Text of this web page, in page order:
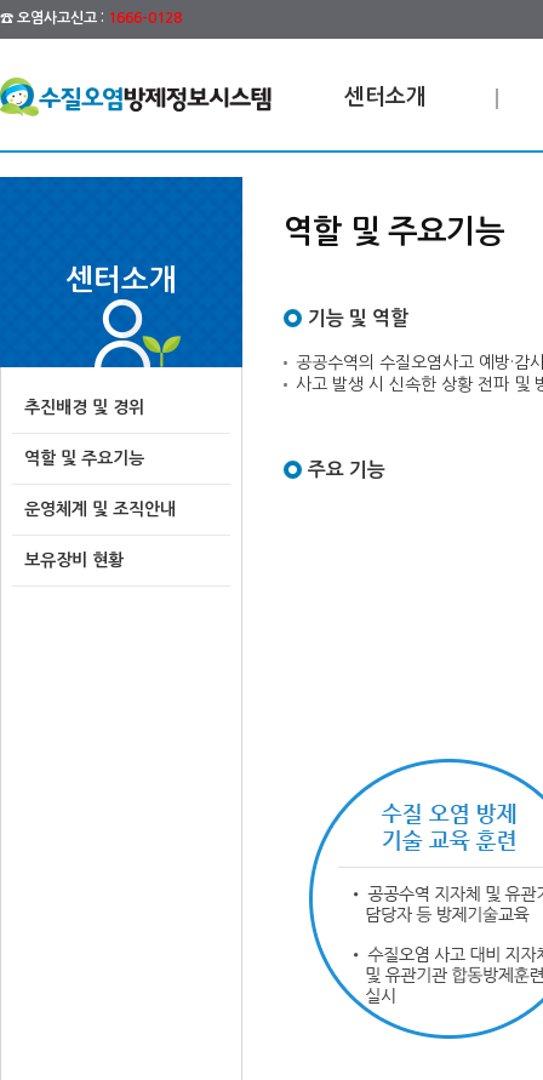
☎ 오염사고신고 : 1666-0128
센터소개
센터소개
추진배경 및 경위
역할 및 주요기능
운영체계 및 조직안내
보유장비 현황
역할 및 주요기능
기능 및 역할
공공수역의 수질오염사고 예방·감
사고 발생 시 신속한 상황 전파 및
주요 기능